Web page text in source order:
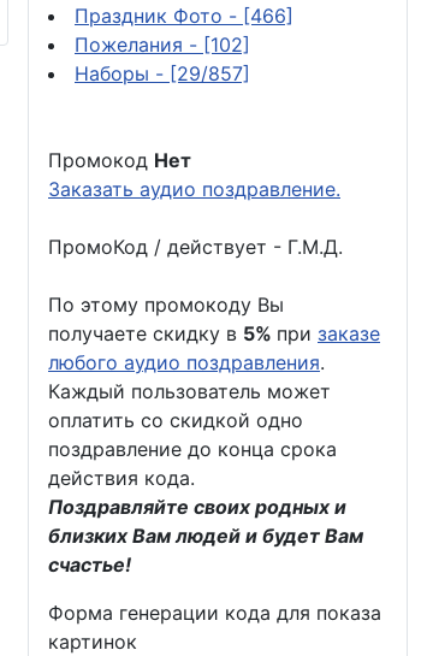
Праздник Фото - [466]
Пожелания - [102]
Наборы - [29/857]
Промокод Нет
Заказать аудио поздравление.
ПромоКод / действует - Г.М.Д.
По этому промокоду Вы
получаете скидку в 5% при заказе
любого аудио поздравления.
Каждый пользователь может
оплатить со скидкой одно
поздравление до конца срока
действия кода.
Поздравляйте своих родных и
близких Вам людей и будет Вам
счастье!
Форма генерации кода для показа
картинок